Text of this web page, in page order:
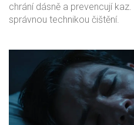
chrání dásně a prevencují
správnou technikou čištění.